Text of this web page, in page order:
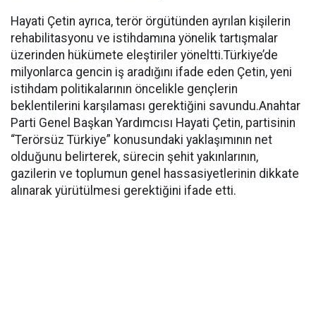
Hayati Çetin ayrıca, terör örgütünden ayrılan kişilerin
rehabilitasyonu ve istihdamına yönelik tartışmalar
üzerinden hükümete eleştiriler yöneltti.Türkiye’de
milyonlarca gencin iş aradığını ifade eden Çetin, yeni
istihdam politikalarının öncelikle gençlerin
beklentilerini karşılaması gerektiğini savundu.Anahtar
Parti Genel Başkan Yardımcısı Hayati Çetin, partisinin
“Terörsüz Türkiye” konusundaki yaklaşımının net
olduğunu belirterek, sürecin şehit yakınlarının,
gazilerin ve toplumun genel hassasiyetlerinin dikkate
alınarak yürütülmesi gerektiğini ifade etti.